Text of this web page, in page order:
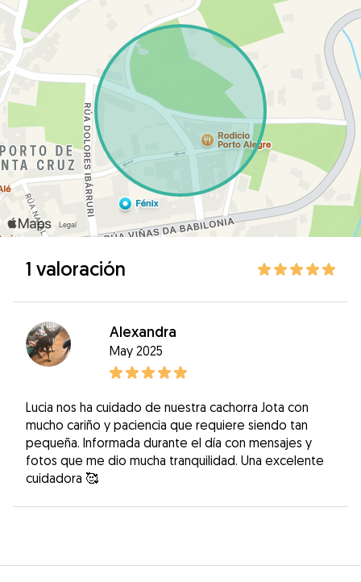
1 valoración
Alexandra
May 2025
Lucia nos ha cuidado de nuestra cachorra Jota con
mucho cariño y paciencia que requiere siendo tan
pequeña. Informada durante el día con mensajes y
fotos que me dio mucha tranquilidad. Una excelente
cuidadora 🥰